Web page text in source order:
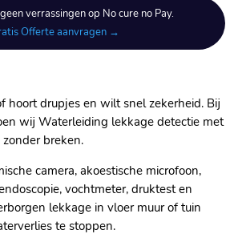
verrassingen op No cure no Pay.
Offerte aanvragen →
hoort drupjes en wilt snel zekerheid. Bij
wij Waterleiding lekkage detectie met
breken.
camera, akoestische microfoon,
vochtmeter, druktest en
lekkage in vloer muur of tuin
te stoppen.